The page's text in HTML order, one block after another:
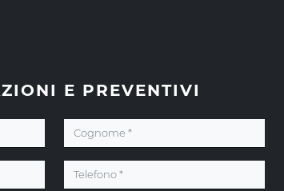
E PREVENTIVI